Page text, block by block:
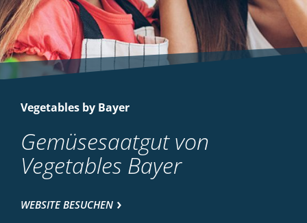
Vegetables by Bayer
Gemüsesaatgut von
Vegetables Bayer
WEBSITE BESUCHEN